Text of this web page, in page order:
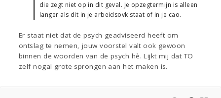
die zegt niet op in dit geval. Je opzegtermijn is alleen
langer als dit in je arbeidsovk staat of in je cao.
Er staat niet dat de psych geadviseerd heeft om
ontslag te nemen, jouw voorstel valt ook gewoon
binnen de woorden van de psych hè. Lijkt mij dat TO
zelf nogal grote sprongen aan het maken is.